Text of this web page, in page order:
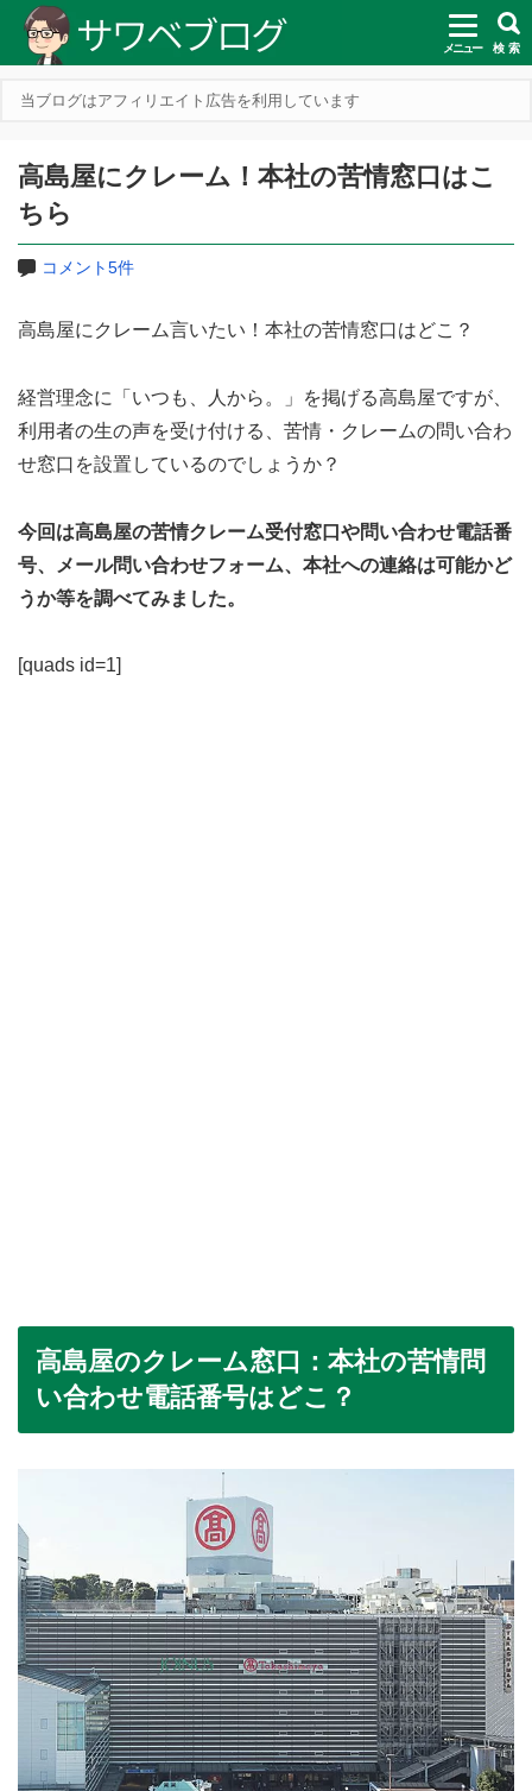
メニュー 検 索
当ブログはアフィリエイト広告を利用しています
高島屋にクレーム！本社の苦情窓口はこ
ちら
コメント5件
高島屋にクレーム言いたい！本社の苦情窓口はどこ？
経営理念に「いつも、人から。」を掲げる高島屋ですが、
利用者の生の声を受け付ける、苦情・クレームの問い合わ
せ窓口を設置しているのでしょうか？
今回は高島屋の苦情クレーム受付窓口や問い合わせ電話番
号、メール問い合わせフォーム、本社への連絡は可能かど
うか等を調べてみました。
[quads id=1]
高島屋のクレーム窓口：本社の苦情問
い合わせ電話番号はどこ？